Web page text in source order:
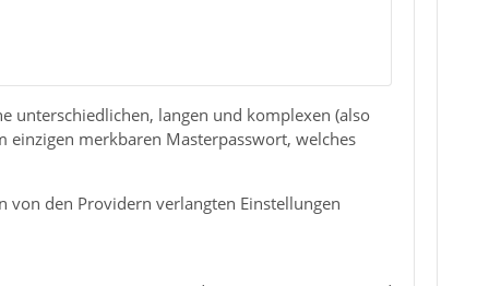
unterschiedlichen, langen und komplexen (also
merkbaren Masterpasswort, welches
von den Providern verlangten Einstellungen